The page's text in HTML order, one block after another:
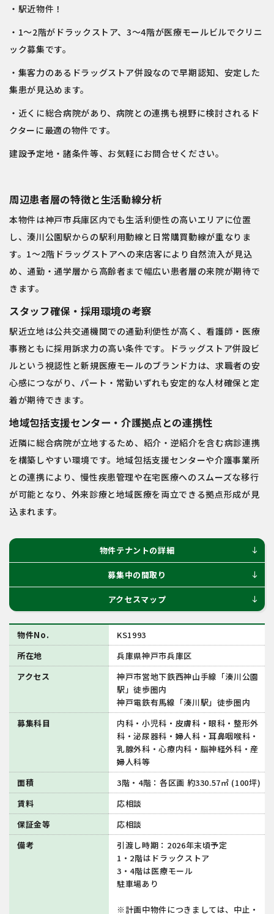
・駅近物件！
・1～2階がドラックストア、3～4階が医療モールビルでクリニ
ック募集です。
・集客力のあるドラッグストア併設なので早期認知、安定した
集患が見込めます。
・近くに総合病院があり、病院との連携も視野に検討されるド
クターに最適の物件です。
建設予定地・諸条件等、お気軽にお問合せください。
周辺患者層の特徴と生活動線分析
本物件は神戸市兵庫区内でも生活利便性の高いエリアに位置
し、湊川公園駅からの駅利用動線と日常購買動線が重なりま
す。1～2階ドラッグストアへの来店客により自然流入が見込
め、通勤・通学層から高齢者まで幅広い患者層の来院が期待で
きます。
スタッフ確保・採用環境の考察
駅近立地は公共交通機関での通勤利便性が高く、看護師・医療
事務ともに採用訴求力の高い条件です。ドラッグストア併設ビ
ルという視認性と新規医療モールのブランド力は、求職者の安
心感につながり、パート・常勤いずれも安定的な人材確保と定
着が期待できます。
地域包括支援センター・介護拠点との連携性
近隣に総合病院が立地するため、紹介・逆紹介を含む病診連携
を構築しやすい環境です。地域包括支援センターや介護事業所
との連携により、慢性疾患管理や在宅医療へのスムーズな移行
が可能となり、外来診療と地域医療を両立できる拠点形成が見
込まれます。
物件テナントの詳細 south
募集中の間取り south
アクセスマップ south
物件No.
KS1993
所在地
兵庫県神戸市兵庫区
アクセス
神戸市営地下鉄西神山手線「湊川公園
駅」徒歩圏内
神戸電鉄有馬線「湊川駅」徒歩圏内
募集科目
内科・小児科・皮膚科・眼科・整形外
科・泌尿器科・婦人科・耳鼻咽喉科・
乳腺外科・心療内科・脳神経外科・産
婦人科等
面積
3階・4階：各区画 約330.57㎡ (100坪)
賃料
応相談
保証金等
応相談
備考
引渡し時期：2026年末頃予定
1・2階はドラックストア
3・4階は医療モール
駐車場あり
※計画中物件につきましては、中止・